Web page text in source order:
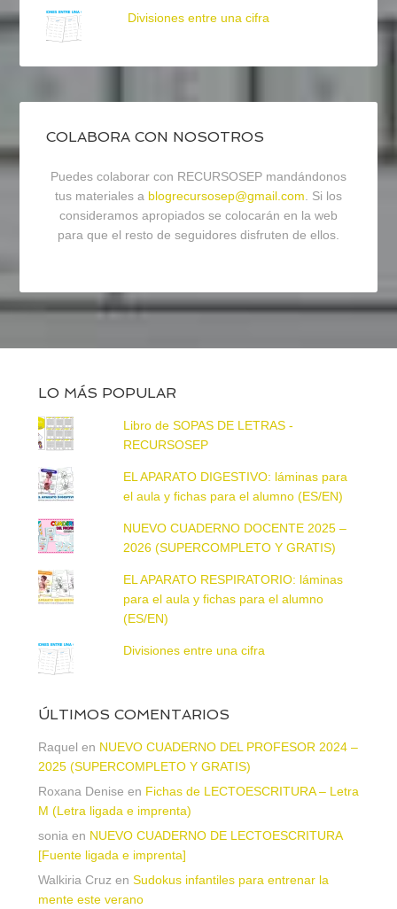
Divisiones entre una cifra
COLABORA CON NOSOTROS
Puedes colaborar con RECURSOSEP mandándonos
tus materiales a blogrecursosep@gmail.com. Si los
consideramos apropiados se colocarán en la web
para que el resto de seguidores disfruten de ellos.
LO MÁS POPULAR
Libro de SOPAS DE LETRAS -
RECURSOSEP
EL APARATO DIGESTIVO: láminas para
el aula y fichas para el alumno (ES/EN)
NUEVO CUADERNO DOCENTE 2025 –
2026 (SUPERCOMPLETO Y GRATIS)
EL APARATO RESPIRATORIO: láminas
para el aula y fichas para el alumno
(ES/EN)
Divisiones entre una cifra
ÚLTIMOS COMENTARIOS
Raquel en NUEVO CUADERNO DEL PROFESOR 2024 –
2025 (SUPERCOMPLETO Y GRATIS)
Roxana Denise en Fichas de LECTOESCRITURA – Letra
M (Letra ligada e imprenta)
sonia en NUEVO CUADERNO DE LECTOESCRITURA
[Fuente ligada e imprenta]
Walkiria Cruz en Sudokus infantiles para entrenar la
mente este verano